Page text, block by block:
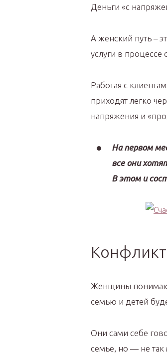
Деньги «с
А женский путь –
услуги в процессе
Работая с
приходят легко
напряжения и
На первом
все они
В этом и
Женщины
семью и детей
Они сами себе
семье, но — не так